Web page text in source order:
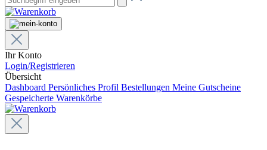
Ihr Konto
Login/Registrieren
Übersicht
Dashboard Persönliches Profil Bestellungen Meine Gutscheine
Gespeicherte Warenkörbe